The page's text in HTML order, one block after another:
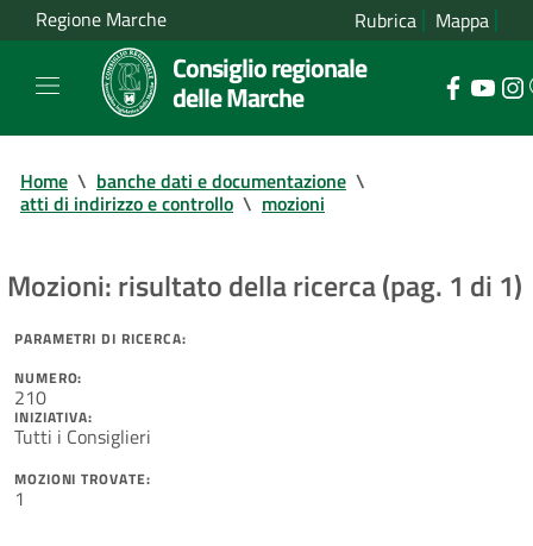
Regione Marche Rubrica Mappa
Consiglio regionale
delle Marche
Home \ banche dati e documentazione \
atti di indirizzo e controllo \ mozioni
Mozioni: risultato della ricerca (pag. 1 di 1)
PARAMETRI DI RICERCA:
NUMERO:
210
INIZIATIVA:
Tutti i Consiglieri
MOZIONI TROVATE:
1